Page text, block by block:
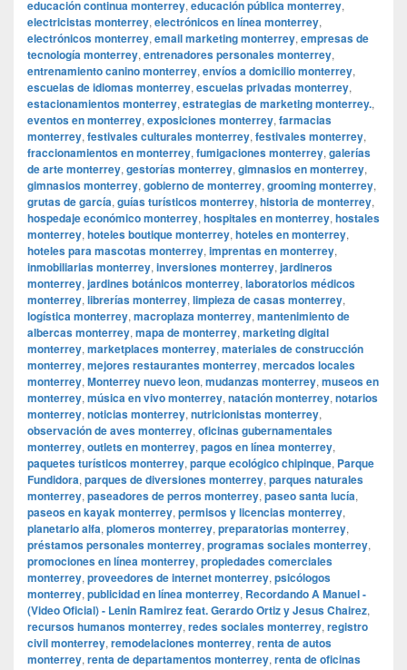
educación continua monterrey, educación pública monterrey,
electricistas monterrey, electrónicos en línea monterrey,
electrónicos monterrey, email marketing monterrey, empresas de
tecnología monterrey, entrenadores personales monterrey,
entrenamiento canino monterrey, envíos a domicilio monterrey,
escuelas de idiomas monterrey, escuelas privadas monterrey,
estacionamientos monterrey, estrategias de marketing monterrey.,
eventos en monterrey, exposiciones monterrey, farmacias
monterrey, festivales culturales monterrey, festivales monterrey,
fraccionamientos en monterrey, fumigaciones monterrey, galerías
de arte monterrey, gestorías monterrey, gimnasios en monterrey,
gimnasios monterrey, gobierno de monterrey, grooming monterrey,
grutas de garcía, guías turísticos monterrey, historia de monterrey,
hospedaje económico monterrey, hospitales en monterrey, hostales
monterrey, hoteles boutique monterrey, hoteles en monterrey,
hoteles para mascotas monterrey, imprentas en monterrey,
inmobiliarias monterrey, inversiones monterrey, jardineros
monterrey, jardines botánicos monterrey, laboratorios médicos
monterrey, librerías monterrey, limpieza de casas monterrey,
logística monterrey, macroplaza monterrey, mantenimiento de
albercas monterrey, mapa de monterrey, marketing digital
monterrey, marketplaces monterrey, materiales de construcción
monterrey, mejores restaurantes monterrey, mercados locales
monterrey, Monterrey nuevo leon, mudanzas monterrey, museos en
monterrey, música en vivo monterrey, natación monterrey, notarios
monterrey, noticias monterrey, nutricionistas monterrey,
observación de aves monterrey, oficinas gubernamentales
monterrey, outlets en monterrey, pagos en línea monterrey,
paquetes turísticos monterrey, parque ecológico chipinque, Parque
Fundidora, parques de diversiones monterrey, parques naturales
monterrey, paseadores de perros monterrey, paseo santa lucía,
paseos en kayak monterrey, permisos y licencias monterrey,
planetario alfa, plomeros monterrey, preparatorias monterrey,
préstamos personales monterrey, programas sociales monterrey,
promociones en línea monterrey, propiedades comerciales
monterrey, proveedores de internet monterrey, psicólogos
monterrey, publicidad en línea monterrey, Recordando A Manuel -
(Video Oficial) - Lenin Ramirez feat. Gerardo Ortiz y Jesus Chairez,
recursos humanos monterrey, redes sociales monterrey, registro
civil monterrey, remodelaciones monterrey, renta de autos
monterrey, renta de departamentos monterrey, renta de oficinas